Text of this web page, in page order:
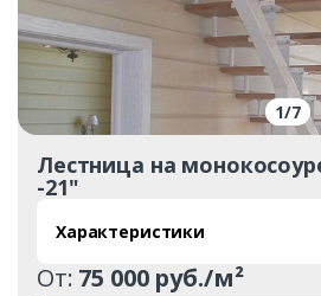
1/7
Лестница на
-21"
Характеристики
От: 75 000 руб./м²